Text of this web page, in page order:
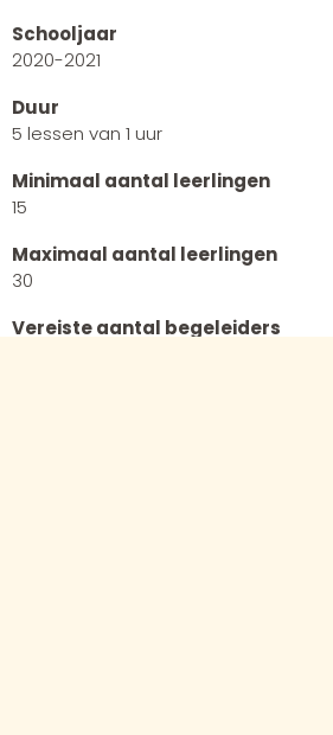
Schooljaar
2020-2021
Duur
5 lessen van 1 uur
Minimaal aantal leerlingen
15
Maximaal aantal leerlingen
30
Vereiste aantal begeleiders